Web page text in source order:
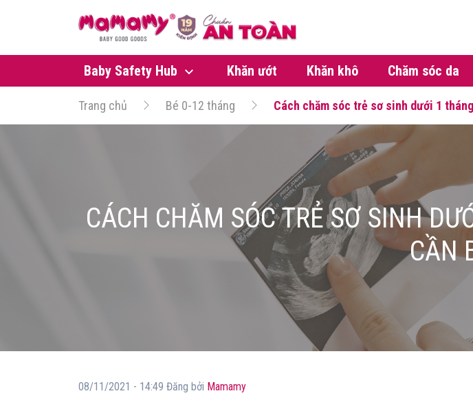
Baby Safety Hub Khăn ướt Khăn khô Chăm sóc da
Trang chủ Bé 0-12 tháng Cách chăm sóc trẻ sơ sinh dưới 1
CÁCH CHĂM SÓC TRẺ SƠ SINH
CẦN
08/11/2021 - 14:49 Đăng bởi Mamamy